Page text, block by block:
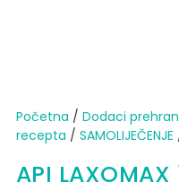
Početna / Dodaci
recepta / SAMOLIJEČENJE
API